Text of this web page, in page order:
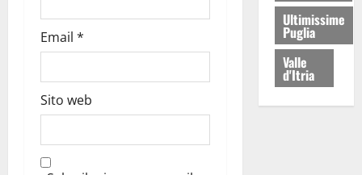
Email *
Sito web
Ultimissime
Puglia
Valle
d'Itria